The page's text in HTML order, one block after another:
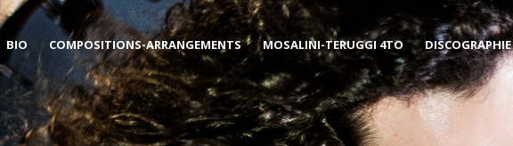
BIO COMPOSITIONS-ARRANGEMENTS MOSALINI-TERUGGI 4TO DISCOGRAPHIE